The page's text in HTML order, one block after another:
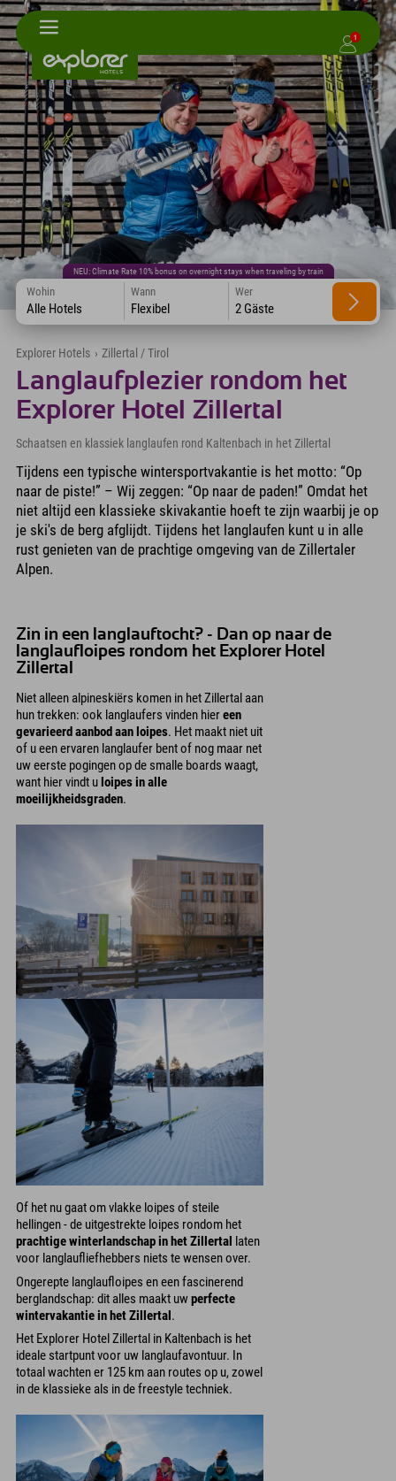
1
NEU: Climate Rate 10% bonus on overnight stays when traveling by train
Wohin
Alle Hotels
Wann
Flexibel
Wer
2 Gäste
Explorer Hotels › Zillertal / Tirol
Langlaufplezier rondom het
Explorer Hotel Zillertal
Schaatsen en klassiek langlaufen rond Kaltenbach in het Zillertal
Tijdens een typische wintersportvakantie is het motto: “Op
naar de piste!” – Wij zeggen: “Op naar de paden!” Omdat het
niet altijd een klassieke skivakantie hoeft te zijn waarbij je op
je ski's de berg afglijdt. Tijdens het langlaufen kunt u in alle
rust genieten van de prachtige omgeving van de Zillertaler
Alpen.
Zin in een langlauftocht? - Dan op naar de
langlaufloipes rondom het Explorer Hotel
Zillertal
Niet alleen alpineskiërs komen in het Zillertal aan
hun trekken: ook langlaufers vinden hiereen
gevarieerd aanbod aan loipes. Het maakt niet uit
of u een ervaren langlaufer bent of nog maar net
uw eerste pogingen op de smalle boards waagt,
want hier vindt uloipes in alle
moeilijkheidsgraden.
Of het nu gaat om vlakke loipes of steile
hellingen - de uitgestrekte loipes rondom het
prachtige winterlandschap in het Zillertal laten
voor langlaufliefhebbers niets te wensen over.
Ongerepte langlaufloipes en een fascinerend
berglandschap: dit alles maakt uwperfecte
wintervakantie in het Zillertal.
Het Explorer Hotel Zillertal in Kaltenbach is het
ideale startpunt voor uw langlaufavontuur. In
totaal wachten er 125 km aan routes op u, zowel
in de klassieke als in de freestyle techniek.